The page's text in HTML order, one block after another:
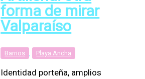
forma de mirar
Valparaíso
Barrios Playa Ancha
Identidad porteña, amplios